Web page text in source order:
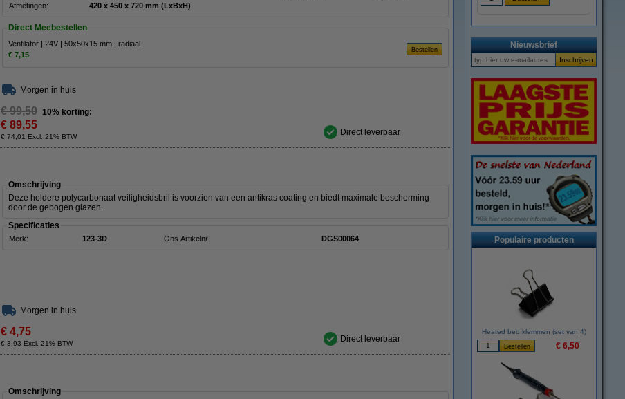
Afmetingen:
420 x 450 x 720 mm (LxBxH)
Direct Meebestellen
Ventilator | 24V | 50x50x15 mm | radiaal
€ 7,15
Morgen in huis
€ 99,50 10% korting:
€ 89,55
€ 74,01 Excl. 21% BTW Direct leverbaar
Omschrijving
Deze heldere polycarbonaat veiligheidsbril is voorzien van een antikras coating en biedt maximale bescherming
door de gebogen glazen.
Specificaties
Merk: 123-3D Ons Artikelnr: DGS00064
Morgen in huis
€ 4,75
€ 3,93 Excl. 21% BTW Direct leverbaar
Omschrijving
Nieuwsbrief
Populaire producten
Heated bed klemmen (set van 4)
€ 6,50